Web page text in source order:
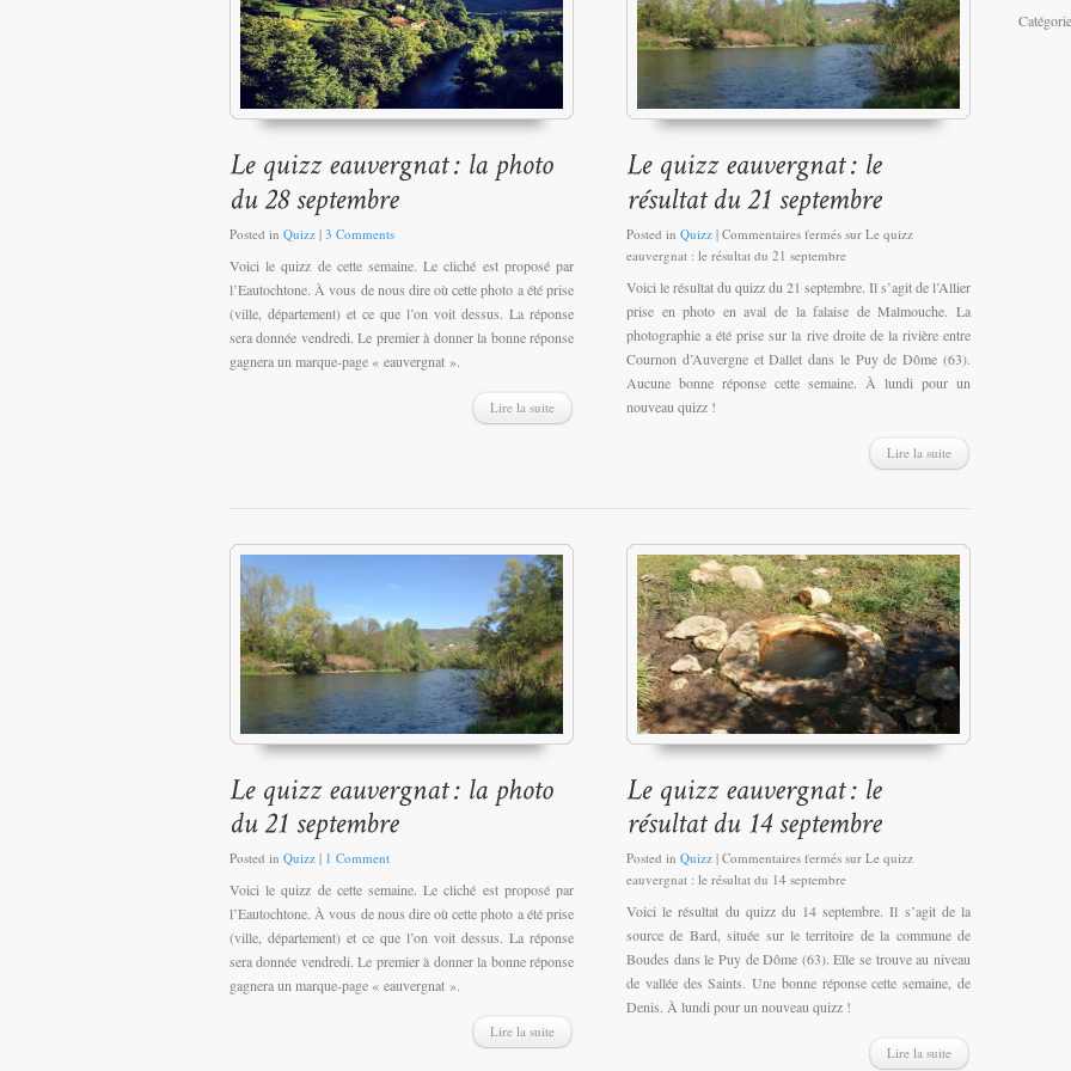
Posted in Quizz | 3 Comments
Voici le quizz de cette semaine. Le cliché est proposé par
l’Eautochtone. À vous de nous dire où cette photo a été prise
(ville, département) et ce que l’on voit dessus. La réponse
sera donnée vendredi. Le premier à donner la bonne réponse
gagnera un marque-page « eauvergnat ».
Lire la suite
Posted in Quizz | Commentaires fermés sur Le quizz
eauvergnat : le résultat du 21 septembre
Voici le résultat du quizz du 21 septembre. Il s’agit de l’Allier
prise en photo en aval de la falaise de Malmouche. La
photographie a été prise sur la rive droite de la rivière entre
Cournon d’Auvergne et Dallet dans le Puy de Dôme (63).
Aucune bonne réponse cette semaine. À lundi pour un
nouveau quizz !
Lire la suite
Posted in Quizz | 1 Comment
Voici le quizz de cette semaine. Le cliché est proposé par
l’Eautochtone. À vous de nous dire où cette photo a été prise
(ville, département) et ce que l’on voit dessus. La réponse
sera donnée vendredi. Le premier à donner la bonne réponse
gagnera un marque-page « eauvergnat ».
Lire la suite
Posted in Quizz | Commentaires fermés sur Le quizz
eauvergnat : le résultat du 14 septembre
Voici le résultat du quizz du 14 septembre. Il s’agit de la
source de Bard, située sur le territoire de la commune de
Boudes dans le Puy de Dôme (63). Elle se trouve au niveau
de vallée des Saints. Une bonne réponse cette semaine, de
Denis. À lundi pour un nouveau quizz !
Lire la suite